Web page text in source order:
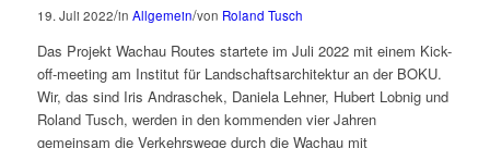
19. Juli 2022/in Allgemein/von Roland Tusch
Das Projekt Wachau Routes startete im Juli 2022 mit einem Kick-
off-meeting am Institut für Landschaftsarchitektur an der BOKU.
Wir, das sind Iris Andraschek, Daniela Lehner, Hubert Lobnig und
Roland Tusch, werden in den kommenden vier Jahren
gemeinsam die Verkehrswege durch die Wachau mit